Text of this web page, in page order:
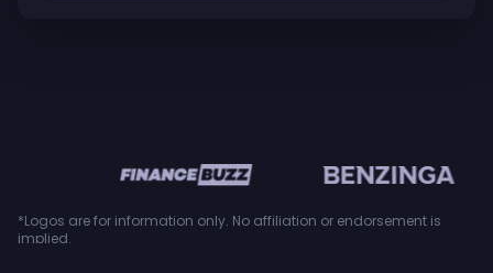
*Logos are for information only. No affiliation or endorsement is
implied.